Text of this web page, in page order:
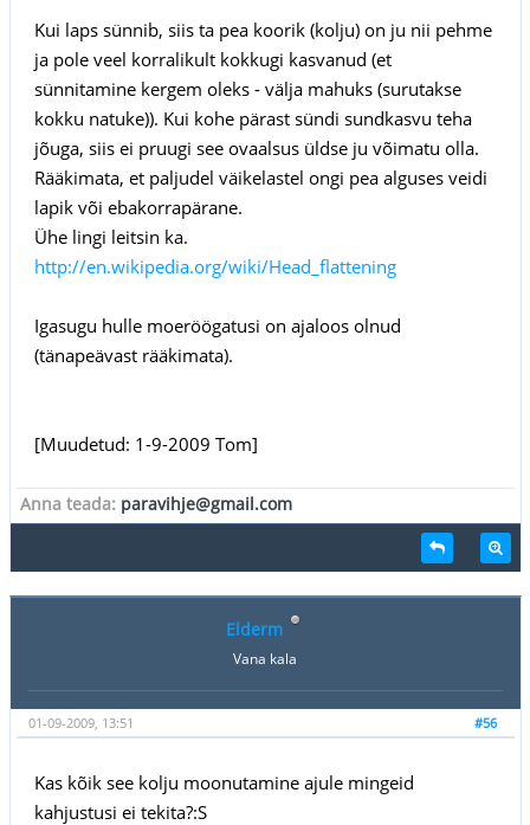
Kui laps sünnib, siis ta pea koorik (kolju) on ju nii pehme
ja pole veel korralikult kokkugi kasvanud (et
sünnitamine kergem oleks - välja mahuks (surutakse
kokku natuke)). Kui kohe pärast sündi sundkasvu teha
jõuga, siis ei pruugi see ovaalsus üldse ju võimatu olla.
Rääkimata, et paljudel väikelastel ongi pea alguses veidi
lapik või ebakorrapärane.
Ühe lingi leitsin ka.
http://en.wikipedia.org/wiki/Head_flattening
Igasugu hulle moeröögatusi on ajaloos olnud
(tänapeävast rääkimata).
[Muudetud: 1-9-2009 Tom]
Anna teada: paravihje@gmail.com
Elderm
Vana kala
#56
01-09-2009, 13:51
Kas kõik see kolju moonutamine ajule mingeid
kahjustusi ei tekita?:S